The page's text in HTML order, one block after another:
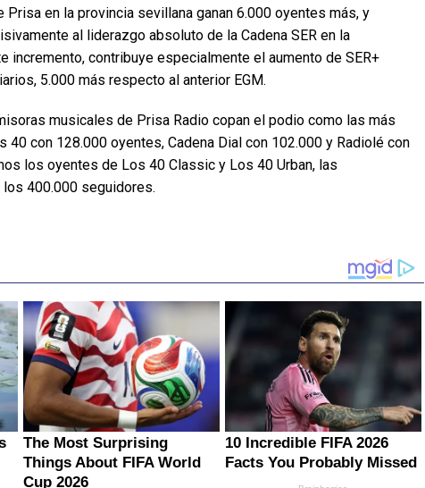
Prisa en la provincia sevillana ganan 6.000 oyentes más, y
al liderazgo absoluto de la Cadena SER en la
incremento, contribuye especialmente el aumento de SER+
5.000 más respecto al anterior EGM.
musicales de Prisa Radio copan el podio como las más
40 con 128.000 oyentes, Cadena Dial con 102.000 y Radiolé con
los oyentes de Los 40 Classic y Los 40 Urban, las
400.000 seguidores.